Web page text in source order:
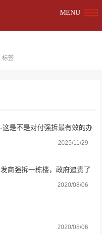
MENU
标签
是不是对付强拆最有效的办
2025/11/29
商强拆一栋楼，政府追责了
2020/08/06
2020/08/06